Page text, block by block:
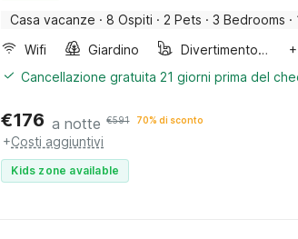
Casa vacanze · 8 Ospiti · 2 Pets · 3 Bedrooms ·
Wifi
Giardino Divertimento per bambini
Cancellazione gratuita 21 giorni prima del
€176 a notte €591 70% di sconto
+Costi aggiuntivi
Kids zone available